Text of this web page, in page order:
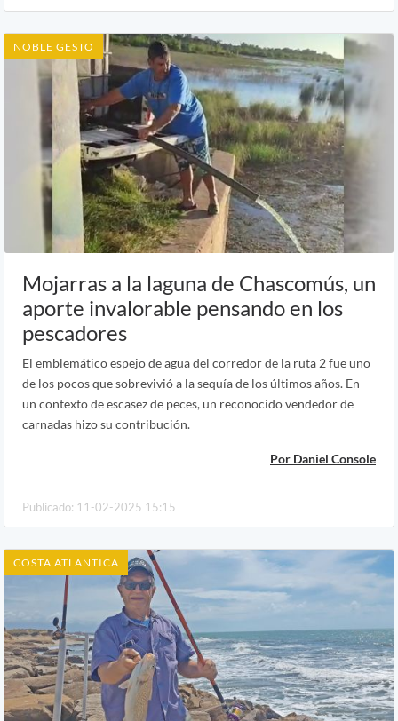
NOBLE GESTO
Mojarras a la laguna de Chascomús, un
aporte invalorable pensando en los
pescadores
El emblemático espejo de agua del corredor de la ruta 2 fue uno
de los pocos que sobrevivió a la sequía de los últimos años. En
un contexto de escasez de peces, un reconocido vendedor de
carnadas hizo su contribución.
Por Daniel Console
Publicado: 11-02-2025 15:15
COSTA ATLANTICA